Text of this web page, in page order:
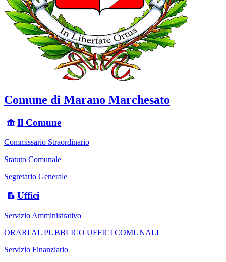
Comune di Marano Marchesato
Il Comune
Commissario Straordinario
Statuto Comunale
Segretario Generale
Uffici
Servizio Amministrativo
ORARI AL PUBBLICO UFFICI COMUNALI
Servizio Finanziario